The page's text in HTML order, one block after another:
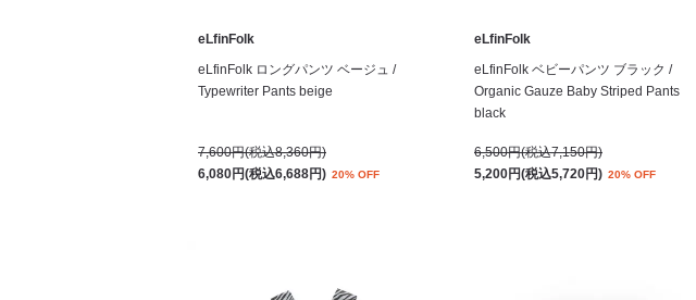
eLfinFolk
eLfinFolk ロングパンツ ベージュ /
Typewriter Pants beige
7,600円(税込8,360円)
6,080円(税込6,688円) 20% OFF
eLfinFolk
eLfinFolk ベビーパンツ ブラック /
Organic Gauze Baby Striped Pants
black
6,500円(税込7,150円)
5,200円(税込5,720円) 20% OFF